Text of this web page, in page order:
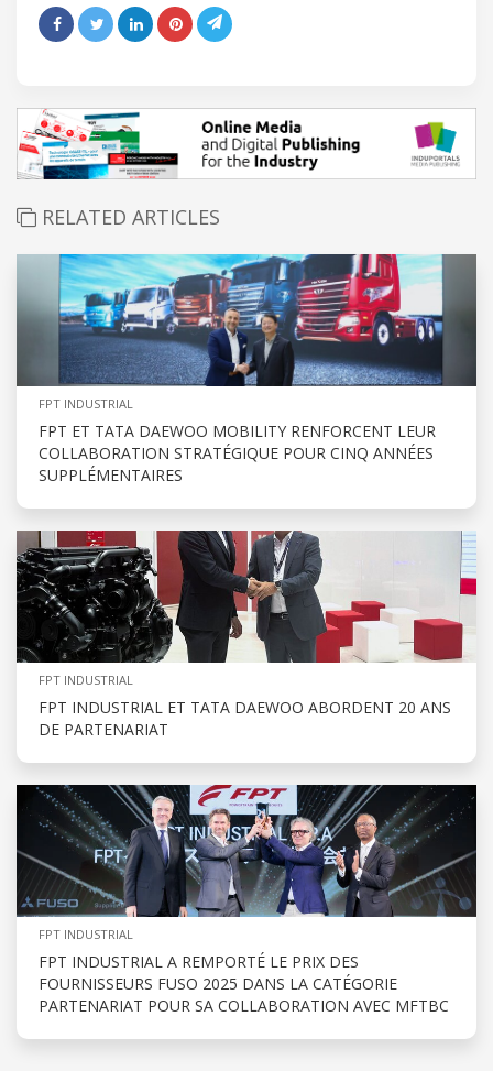
RELATED ARTICLES
FPT INDUSTRIAL
FPT ET TATA DAEWOO MOBILITY RENFORCENT LEUR
COLLABORATION STRATÉGIQUE POUR CINQ ANNÉES
SUPPLÉMENTAIRES
FPT INDUSTRIAL
FPT INDUSTRIAL ET TATA DAEWOO ABORDENT 20 ANS
DE PARTENARIAT
FPT INDUSTRIAL
FPT INDUSTRIAL A REMPORTÉ LE PRIX DES
FOURNISSEURS FUSO 2025 DANS LA CATÉGORIE
PARTENARIAT POUR SA COLLABORATION AVEC MFTBC